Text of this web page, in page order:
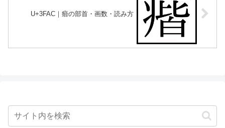
U+3FAC｜㾬の部首・画数・読み方